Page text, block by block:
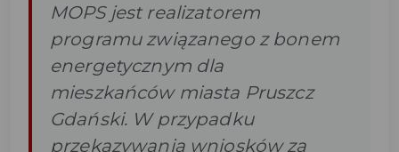
MOPS jest realizatorem
programu związanego z bonem
energetycznym dla
mieszkańców miasta Pruszcz
Gdański. W przypadku
przekazywania wniosków za